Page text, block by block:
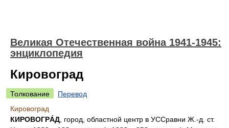
Великая Отечественная война 1941-1945:
энциклопедия
Кировоград
Толкование
Перевод
Кировоград
КИРОВОГРÁД , город, областной центр в УССравни Ж.-д. ст.